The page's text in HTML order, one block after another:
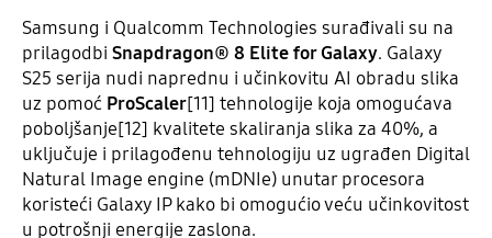
Samsung i Qualcomm Technologies surađivali su na
prilagodbi Snapdragon® 8 Elite for Galaxy. Galaxy
S25 serija nudi naprednu i učinkovitu AI obradu slika
uz pomoć ProScaler[11] tehnologije koja omogućava
poboljšanje[12] kvalitete skaliranja slika za 40%, a
uključuje i prilagođenu tehnologiju uz ugrađen Digital
Natural Image engine (mDNIe) unutar procesora
koristeći Galaxy IP kako bi omogućio veću učinkovitost
u potrošnji energije zaslona.